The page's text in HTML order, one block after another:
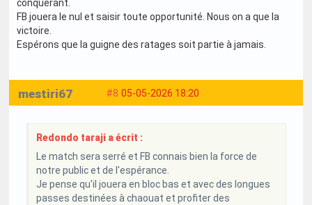
conquérant.
FB jouera le nul et saisir toute opportunité. Nous on a que la
victoire.
Espérons que la guigne des ratages soit partie à jamais.
#8 05-05-2026 18:20
mestiri67
Redondo taraji a écrit :
Le match sera serré et FB connais bien la force de
notre public et de l'espérance.
Je pense qu'il jouera en bloc bas et avec des longues
passes destinées à chaouat et profiter des